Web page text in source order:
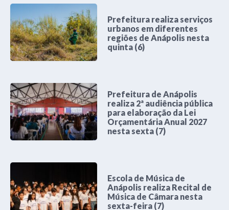
Prefeitura realiza serviços
urbanos em diferentes
regiões de Anápolis nesta
quinta (6)
Prefeitura de Anápolis
realiza 2ª audiência pública
para elaboração da Lei
Orçamentária Anual 2027
nesta sexta (7)
Escola de Música de
Anápolis realiza Recital de
Música de Câmara nesta
sexta-feira (7)